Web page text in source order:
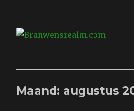
Branwensrealm.com
Maand: augustus